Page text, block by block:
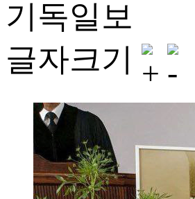
기독일보
글자크기